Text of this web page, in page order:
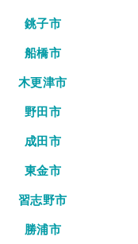
銚子市
船橋市
木更津市
野田市
成田市
東金市
習志野市
勝浦市